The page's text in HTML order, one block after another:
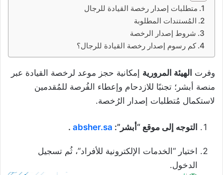
متطلبات إصدار رخصة القيادة للرجال
المُستندات المطلوبة
شروط إصدار الرخصة
كم رسوم إصدار رخصة القيادة للرجال؟
وفرت الهيئة المرورية إمكانية حجز موعد لرخصة القيادة عبر
منصة أبشر؛ تجنبًا للازدحام وإعطاء الفُرصة للمُقدمين
لاستكمال مُتطلبات إصدار الرُخصة.
التوجه إلى موقع “أبشر”: absher.sa
.
اختيار “الخدمات الإلكترونية للأفراد”، ثُم تسجيل
الدخول.